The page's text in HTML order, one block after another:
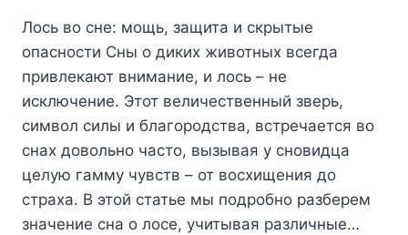
Лось во сне: мощь, защита и скрытые
опасности Сны о диких животных всегда
привлекают внимание, и лось – не
исключение. Этот величественный зверь,
символ силы и благородства, встречается во
снах довольно часто, вызывая у сновидца
целую гамму чувств – от восхищения до
страха. В этой статье мы подробно разберем
значение сна о лосе, учитывая различные…